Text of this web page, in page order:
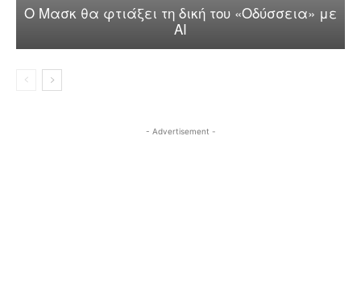
Ο Μασκ θα φτιάξει τη δική του «Οδύσσεια» με
AI
- Advertisement -